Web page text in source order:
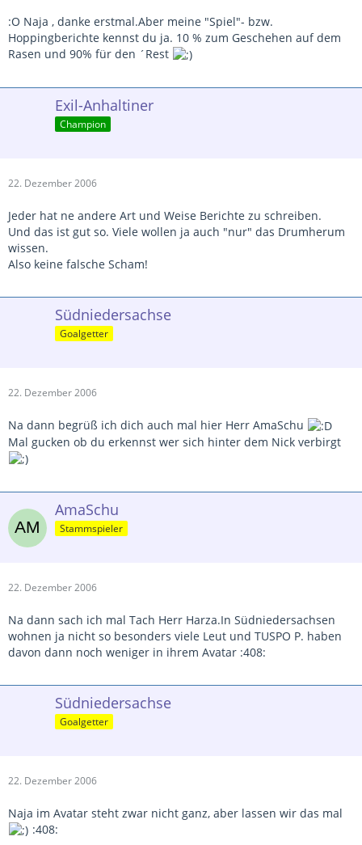
Gint auch nenEschborn Thread hier.
:O Naja , danke erstmal.Aber meine "Spiel"- bzw.
Hoppingberichte kennst du ja. 10 % zum Geschehen auf dem
Rasen und 90% für den ´Rest
Exil-Anhaltiner
Champion
22. Dezember 2006
Jeder hat ne andere Art und Weise Berichte zu schreiben.
Und das ist gut so. Viele wollen ja auch "nur" das Drumherum
wissen.
Also keine falsche Scham!
Südniedersachse
Goalgetter
22. Dezember 2006
Na dann begrüß ich dich auch mal hier Herr AmaSchu
Mal gucken ob du erkennst wer sich hinter dem Nick verbirgt
AmaSchu
Stammspieler
22. Dezember 2006
Na dann sach ich mal Tach Herr Harza.In Südniedersachsen
wohnen ja nicht so besonders viele Leut und TUSPO P. haben
davon dann noch weniger in ihrem Avatar :408:
Südniedersachse
Goalgetter
22. Dezember 2006
Naja im Avatar steht zwar nicht ganz, aber lassen wir das mal
:408: